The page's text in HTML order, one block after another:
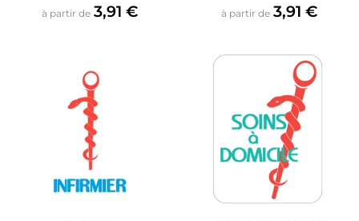
à partir de Prix
3,91 € à partir de Prix
3,91 €